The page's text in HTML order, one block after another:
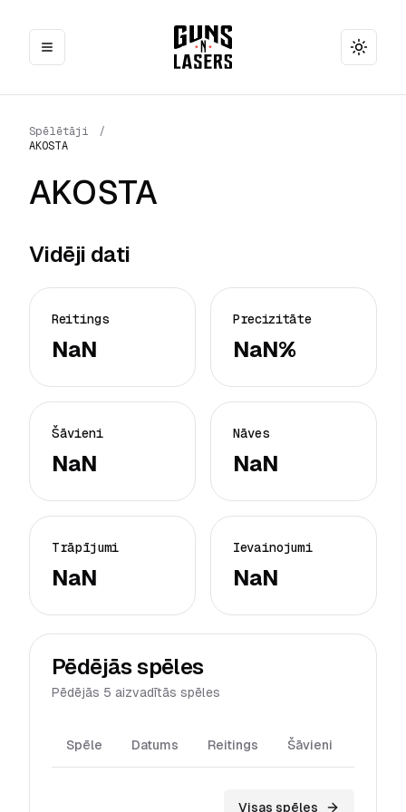
Toggle
Spēlētāji
/
AKOSTA
AKOSTA
Vidēji dati
Reitings
NaN
Precizitāte
NaN%
Šāvieni
NaN
Nāves
NaN
Trāpījumi
NaN
Ievainojumi
NaN
Pēdējās spēles
Pēdējās 5 aizvadītās spēles
Spēle Datums Reitings Šāvieni
Visas spēles